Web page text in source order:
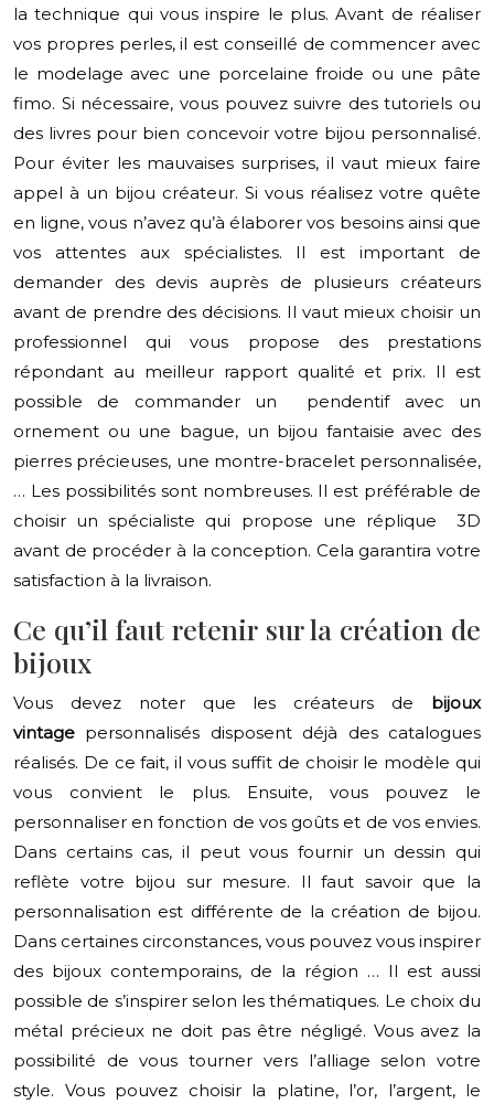
la technique qui vous inspire le plus. Avant de réaliser
vos propres perles, il est conseillé de commencer avec
le modelage avec une porcelaine froide ou une pâte
fimo. Si nécessaire, vous pouvez suivre des tutoriels ou
des livres pour bien concevoir votre bijou personnalisé.
Pour éviter les mauvaises surprises, il vaut mieux faire
appel à un bijou créateur. Si vous réalisez votre quête
en ligne, vous n’avez qu’à élaborer vos besoins ainsi que
vos attentes aux spécialistes. Il est important de
demander des devis auprès de plusieurs créateurs
avant de prendre des décisions. Il vaut mieux choisir un
professionnel qui vous propose des prestations
répondant au meilleur rapport qualité et prix. Il est
possible de commander un pendentif avec un
ornement ou une bague, un bijou fantaisie avec des
pierres précieuses, une montre-bracelet personnalisée,
… Les possibilités sont nombreuses. Il est préférable de
choisir un spécialiste qui propose une réplique 3D
avant de procéder à la conception. Cela garantira votre
satisfaction à la livraison.
Ce qu’il faut retenir sur la création de
bijoux
Vous devez noter que les créateurs de bijoux
vintage personnalisés disposent déjà des catalogues
réalisés. De ce fait, il vous suffit de choisir le modèle qui
vous convient le plus. Ensuite, vous pouvez le
personnaliser en fonction de vos goûts et de vos envies.
Dans certains cas, il peut vous fournir un dessin qui
reflète votre bijou sur mesure. Il faut savoir que la
personnalisation est différente de la création de bijou.
Dans certaines circonstances, vous pouvez vous inspirer
des bijoux contemporains, de la région … Il est aussi
possible de s’inspirer selon les thématiques. Le choix du
métal précieux ne doit pas être négligé. Vous avez la
possibilité de vous tourner vers l’alliage selon votre
style. Vous pouvez choisir la platine, l’or, l’argent, le